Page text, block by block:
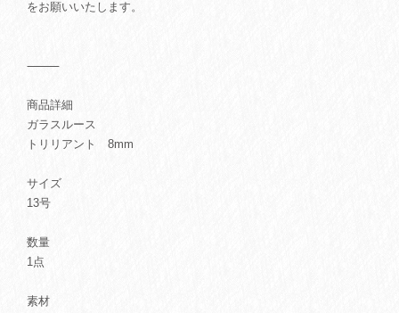
をお願いいたします。
⸻
商品詳細
ガラスルース
トリリアント 8mm
サイズ
13号
数量
1点
素材